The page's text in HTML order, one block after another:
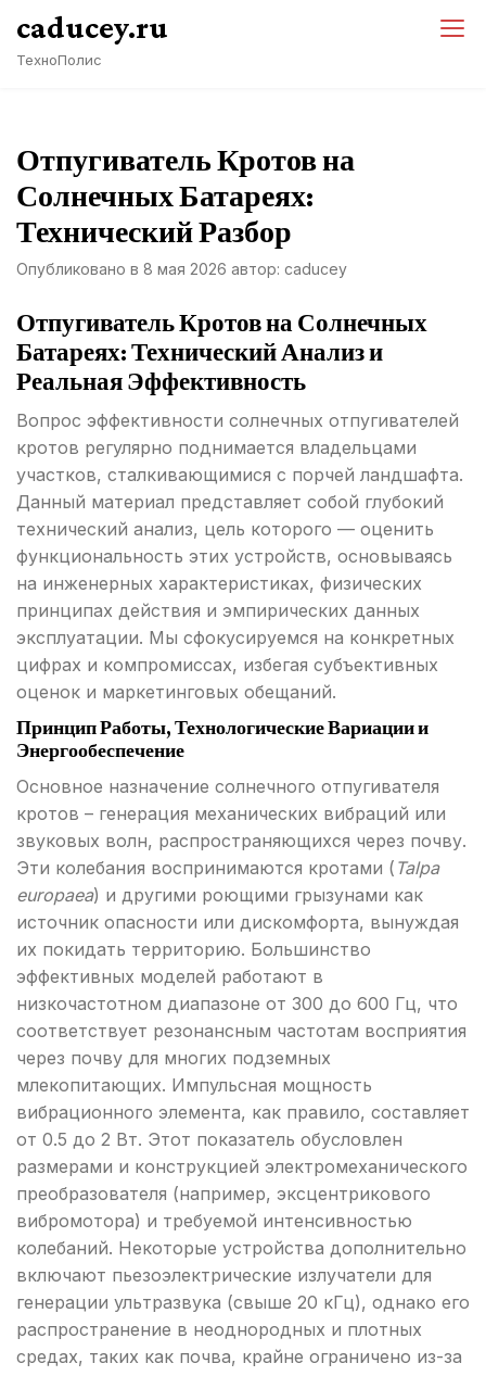
Перейти
содержимому
caducey.ru
ТехноПолис
Отпугиватель Кротов на
Солнечных Батареях:
Технический Разбор
Опубликовано в 8 мая 2026 автор: caducey
Отпугиватель Кротов на Солнечных
Батареях: Технический Анализ и
Реальная Эффективность
Вопрос эффективности солнечных отпугивателей
кротов регулярно поднимается владельцами
участков, сталкивающимися с порчей ландшафта.
Данный материал представляет собой глубокий
технический анализ, цель которого — оценить
функциональность этих устройств, основываясь
на инженерных характеристиках, физических
принципах действия и эмпирических данных
эксплуатации. Мы сфокусируемся на конкретных
цифрах и компромиссах, избегая субъективных
оценок и маркетинговых обещаний.
Принцип Работы, Технологические Вариации и
Энергообеспечение
Основное назначение солнечного отпугивателя
кротов – генерация механических вибраций или
звуковых волн, распространяющихся через почву.
Эти колебания воспринимаются кротами ( Talpa
europaea) и другими роющими грызунами как
источник опасности или дискомфорта, вынуждая
их покидать территорию. Большинство
эффективных моделей работают в
низкочастотном диапазоне от 300 до 600 Гц, что
соответствует резонансным частотам восприятия
через почву для многих подземных
млекопитающих. Импульсная мощность
вибрационного элемента, как правило, составляет
от 0.5 до 2 Вт. Этот показатель обусловлен
размерами и конструкцией электромеханического
преобразователя (например, эксцентрикового
вибромотора) и требуемой интенсивностью
колебаний. Некоторые устройства дополнительно
включают пьезоэлектрические излучатели для
генерации ультразвука (свыше 20 кГц), однако его
распространение в неоднородных и плотных
средах, таких как почва, крайне ограничено из-за